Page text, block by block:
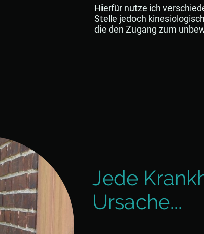
Hierfür nutze ich
Stelle jedoch
die den Zugang zum
Jede
Ursache...